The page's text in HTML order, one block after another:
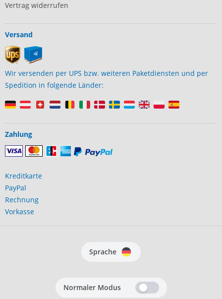
Vertrag widerrufen
Versand
Wir versenden per UPS bzw. weiteren Paketdiensten und per
Spedition in folgende Länder:
Zahlung
Kreditkarte
PayPal
Rechnung
Vorkasse
Sprache
Normaler Modus